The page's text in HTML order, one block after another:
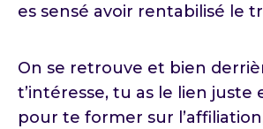
es sensé avoir rentabilisé le
On se retrouve et bien
t’intéresse, tu as le lien juste
pour te former sur